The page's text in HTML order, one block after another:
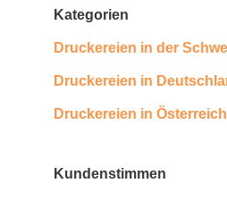
Kategorien
Druckereien in der
Druckereien in
Druckereien in Österreich
Kundenstimmen